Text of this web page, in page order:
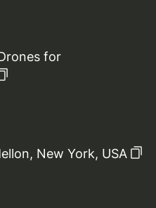
for
New York, USA